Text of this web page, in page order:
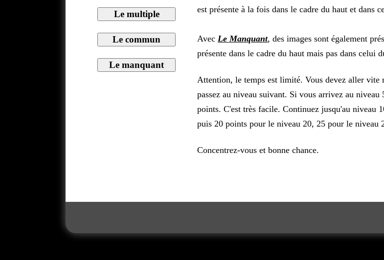
est présente à la fois dans le cadre du haut et dans
Avec Le Manquant, des images sont également
présente dans le cadre du haut mais pas dans celui
Attention, le temps est limité. Vous devez aller vite
passez au niveau suivant. Si vous arrivez au
points. C'est très facile. Continuez jusqu'au niveau
puis 20 points pour le niveau 20, 25 pour le niveau
Concentrez-vous et bonne chance.